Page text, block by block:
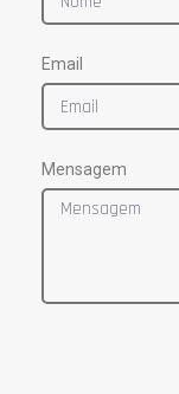
Email
Mensagem